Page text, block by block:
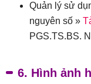
Quản lý sử
nguyên số »
PGS.TS.BS.
6. Hình ảnh